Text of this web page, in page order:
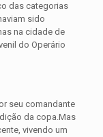
das categorias
sido
na cidade de
do Operário
seu comandante
da copa.Mas
vivendo um